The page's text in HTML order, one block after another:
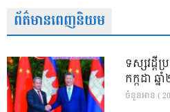
ព័ត៌មានពេញនិយម
ទស្សវដ្តី
កក្កដា ឆ្
ចំនួនអាន (